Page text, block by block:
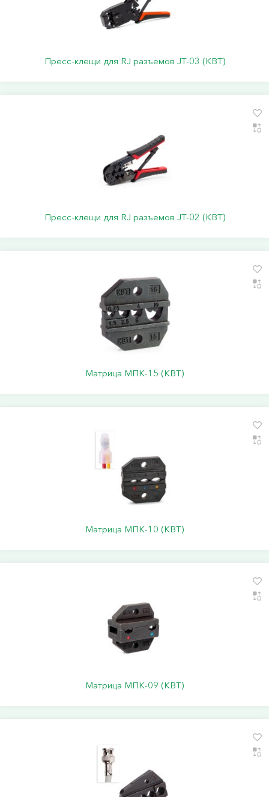
Пресс-клещи для RJ разъемов JT-03 (КВТ)
Пресс-клещи для RJ разъемов JT-02 (КВТ)
Матрица МПК-15 (КВТ)
Матрица МПК-10 (КВТ)
Матрица МПК-09 (КВТ)